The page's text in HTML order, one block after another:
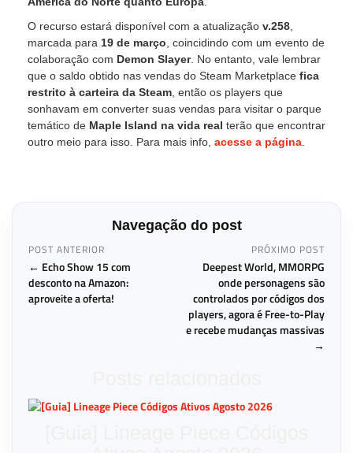
O recurso estará disponível com a atualização v.258
marcada para 19 de março , coincidindo com um evento de
colaboração com Demon Slayer. No entanto, vale lembrar
que o saldo obtido nas vendas do Steam Marketplace fica
restrito à carteira da Steam , então os players que
sonhavam em converter suas vendas para visitar o parque
temático de Maple Island na vida real terão que encontrar
outro meio para isso. Para mais info, acesse a página
Navegação do post
POST ANTERIOR
← Echo Show 15 com
desconto na Amazon:
aproveite a oferta!
PRÓXIMO POST
Deepest World, MMORPG
onde personagens são
controlados por códigos dos
players, agora é Free-to-Play
e recebe mudanças massivas
→